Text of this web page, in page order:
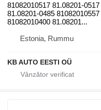
81082010517 81.08201-
81.08201-0485
81082010400 81.08201...
Estonia, Rummu
KB AUTO EESTI OÜ